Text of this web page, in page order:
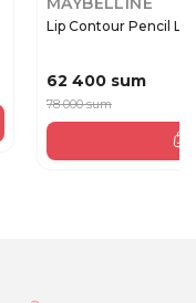
Lip Contour Pencil
62 400 sum
78 000 sum